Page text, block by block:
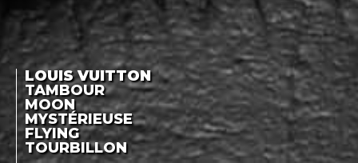
LOUIS VUITTON
TAMBOUR
MOON
MYSTÉRIEUSE
FLYING
TOURBILLON